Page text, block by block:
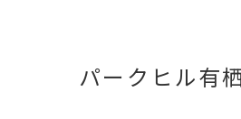
パークヒル有